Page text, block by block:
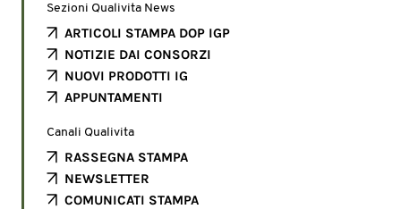
Sezioni Qualivita News
ARTICOLI STAMPA DOP IGP
NOTIZIE DAI CONSORZI
NUOVI PRODOTTI IG
APPUNTAMENTI
Canali Qualivita
RASSEGNA STAMPA
NEWSLETTER
COMUNICATI STAMPA